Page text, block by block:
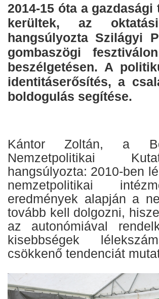
2014-15 óta a
kerültek, az
hangsúlyozta Szilágyi
gombaszögi
beszélgetésen. A
identitáserősítés, a
boldogulás segítése.
Kántor Zoltán, a
Nemzetpolitikai
hangsúlyozta: 2010-ben
nemzetpolitikai
eredmények alapján a
tovább kell dolgozni,
az autonómiával
kisebbségek
csökkenő tendenciát